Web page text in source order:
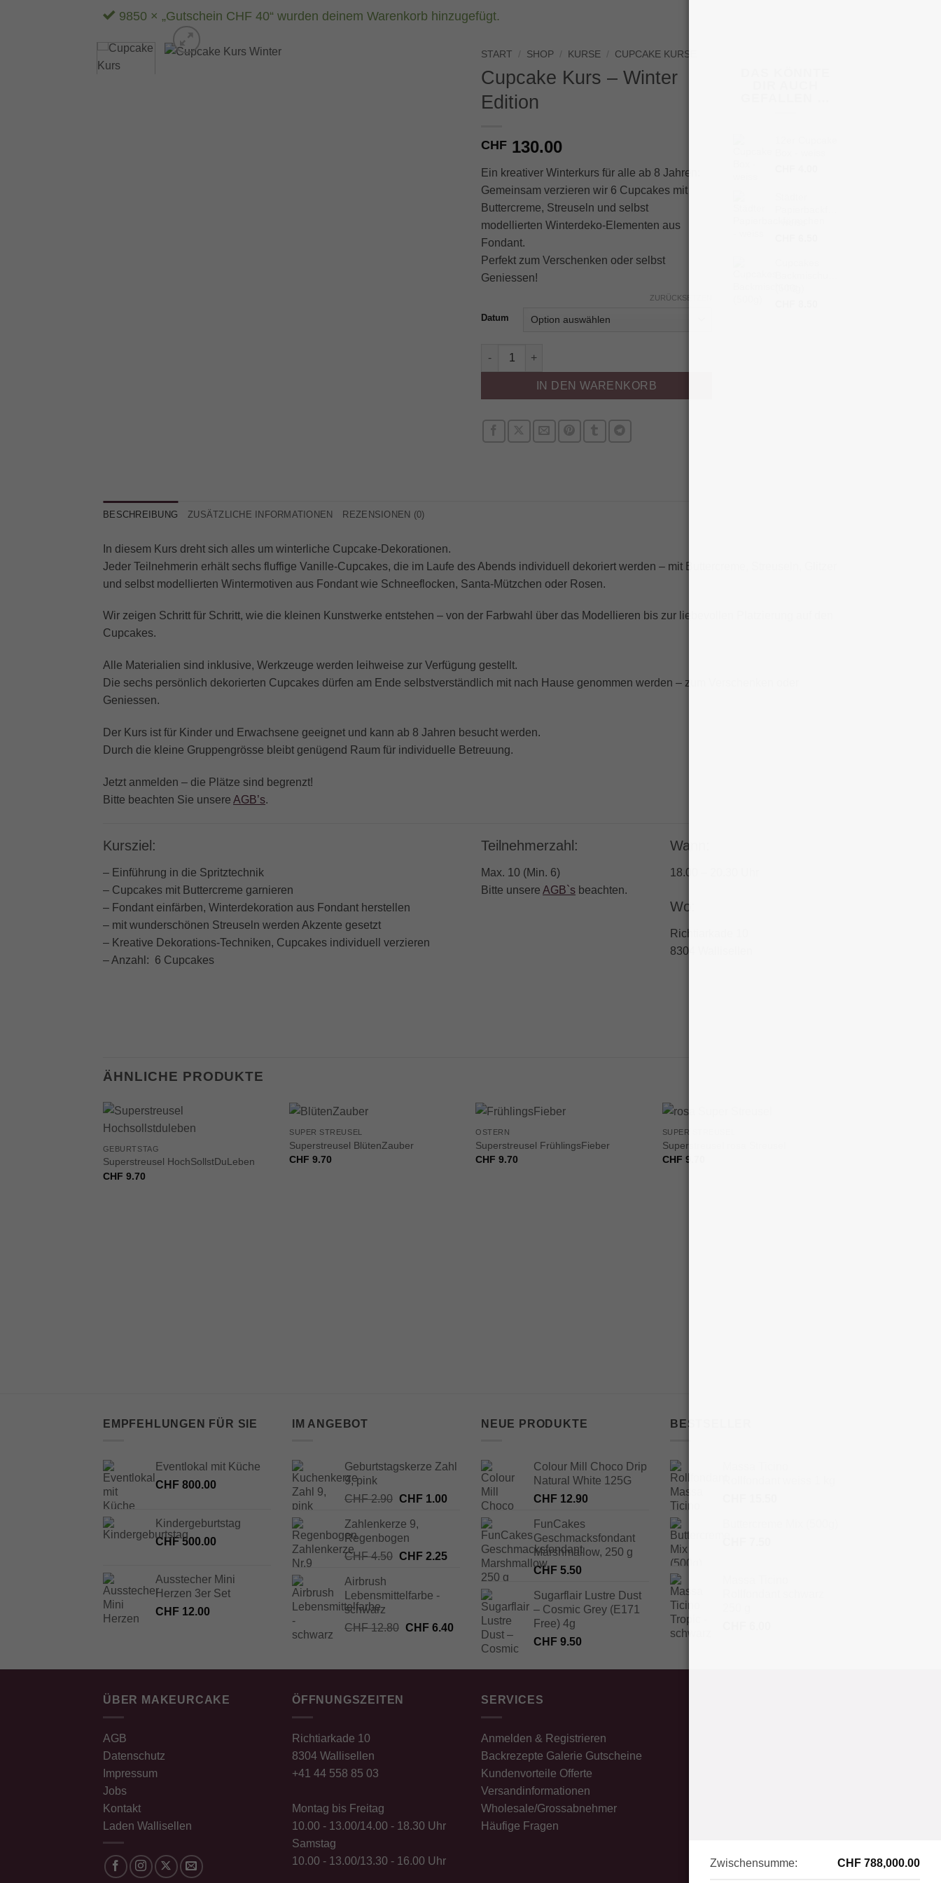
Zwischensumme: CHF 788,000.00
9850 × „Gutschein CHF 40“ wurden deinem Warenkorb hinzugefügt.
START / SHOP / KURSE / CUPCAKE KURSE
Cupcake Kurs – Winter
Edition
CHF 130.00
Ein kreativer Winterkurs für alle ab 8 Jahren:
Gemeinsam verzieren wir 6 Cupcakes mit
Buttercreme, Streuseln und selbst
modellierten Winterdeko-Elementen aus
Fondant.
Perfekt zum Verschenken oder selbst
Geniessen!
Datum
ZURÜCKSETZEN
Cupcake Kurs - Winter Edition Menge
IN DEN WARENKORB
BESCHREIBUNG ZUSÄTZLICHE INFORMATIONEN REZENSIONEN (0)
In diesem Kurs dreht sich alles um winterliche Cupcake-Dekorationen.
Jeder Teilnehmerin erhält sechs fluffige Vanille-Cupcakes, die im Laufe des Abends individuell dekoriert werden – mit Buttercreme, Streuseln, Glitzer
und selbst modellierten Wintermotiven aus Fondant wie Schneeflocken, Santa-Mützchen oder Rosen.
Wir zeigen Schritt für Schritt, wie die kleinen Kunstwerke entstehen – von der Farbwahl über das Modellieren bis zur liebevollen Platzierung auf den
Cupcakes.
Alle Materialien sind inklusive, Werkzeuge werden leihweise zur Verfügung gestellt.
Die sechs persönlich dekorierten Cupcakes dürfen am Ende selbstverständlich mit nach Hause genommen werden – zum Verschenken oder
Geniessen.
Der Kurs ist für Kinder und Erwachsene geeignet und kann ab 8 Jahren besucht werden.
Durch die kleine Gruppengrösse bleibt genügend Raum für individuelle Betreuung.
Jetzt anmelden – die Plätze sind begrenzt!
Bitte beachten Sie unsere AGB’s.
Kursziel:
– Einführung in die Spritztechnik
– Cupcakes mit Buttercreme garnieren
– Fondant einfärben, Winterdekoration aus Fondant herstellen
– mit wunderschönen Streuseln werden Akzente gesetzt
– Kreative Dekorations-Techniken, Cupcakes individuell verzieren
– Anzahl: 6 Cupcakes
Teilnehmerzahl:
Max. 10 (Min. 6)
Bitte unsere AGB`s beachten.
Wann:
18.00 – 20.30 Uhr
Wo:
Richtiarkade 10
8304 Wallisellen
ÄHNLICHE PRODUKTE
GEBURTSTAG
Superstreusel HochSollstDuLeben
CHF 9.70
+
SUPER STREUSEL
Superstreusel BlütenZauber
CHF 9.70
+
OSTERN
Superstreusel FrühlingsFieber
CHF 9.70
SUPER STREUSEL
Superstreusel rosa Streusel
CHF 9.70
EMPFEHLUNGEN FÜR SIE
Eventlokal mit Küche
CHF 800.00
Kindergeburtstag
CHF500.00
Ausstecher Mini
Herzen 3er Set
CHF 12.00
IM ANGEBOT
Geburtstagskerze Zahl
9, pink
CHF2.90 Ursprünglicher
war:
CHF 2.90
CHF 1.00Aktueller
CHF 1.00.
Zahlenkerze 9,
Regenbogen
CHF4.50 Ursprünglicher
CHF 4.50
CHF 2.25Aktueller
CHF 2.25.
Airbrush
Lebensmittelfarbe -
schwarz
CHF12.80 Ursprünglicher
CHF 12.80
CHF 6.40Aktueller
CHF 6.40.
NEUE PRODUKTE
Colour Mill Choco Drip
Natural White 125G
CHF 12.90
FunCakes
Geschmacksfondant
Marshmallow, 250 g
CHF 5.50
Sugarflair Lustre Dust
– Cosmic Grey (E171
Free) 4g
CHF 9.50
BESTSELLER
ÜBER MAKEURCAKE
AGB
Datenschutz
Impressum
Jobs
Kontakt
Laden Wallisellen
ÖFFNUNGSZEITEN
Richtiarkade 10
8304 Wallisellen
+41 44 558 85 03
Montag bis Freitag
10.00 - 13.00/14.00 - 18.30 Uhr
Samstag
10.00 - 13.00/13.30 - 16.00 Uhr
SERVICES
Anmelden & Registrieren
Backrezepte Galerie Gutscheine
Kundenvorteile Offerte
Versandinformationen
Wholesale/Grossabnehmer
Häufige Fragen